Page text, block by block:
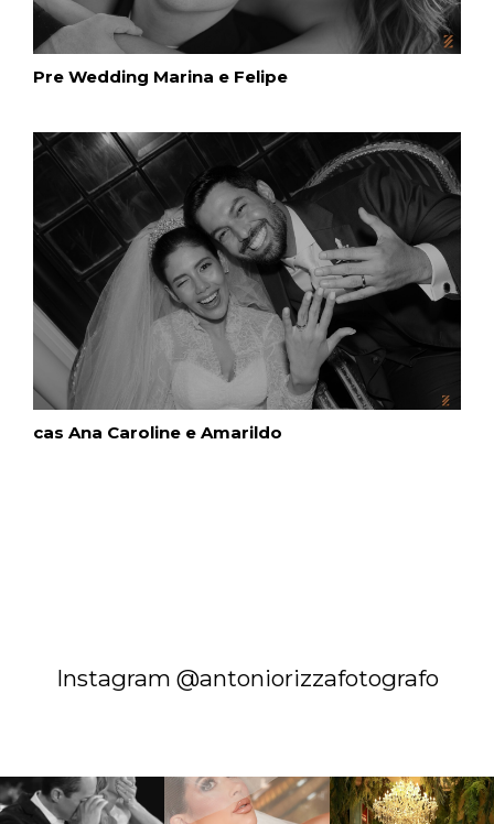
Pre Wedding Marina e Felipe
cas Ana Caroline e Amarildo
Instagram @antoniorizzafotografo